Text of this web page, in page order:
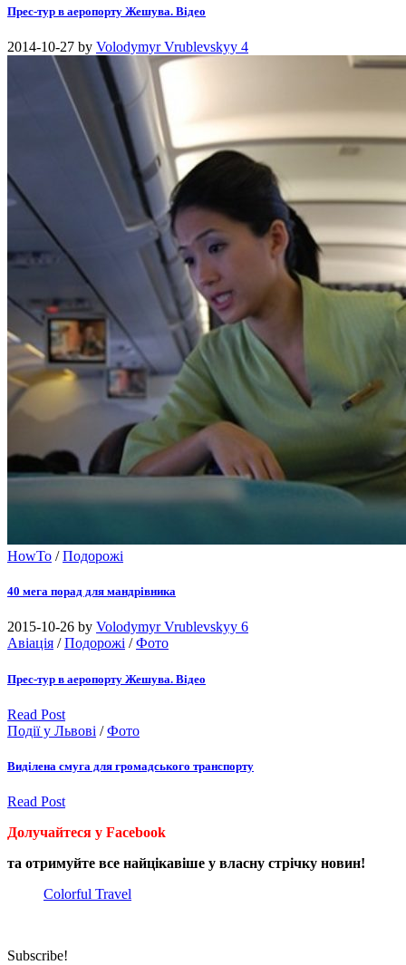
Прес-тур в аеропорту Жешува. Відео
2014-10-27 by Volodymyr Vrublevskyy 4
HowTo /Подорожі
40 мега порад для мандрівника
2015-10-26 by Volodymyr Vrublevskyy 6
Авіація /Подорожі /Фото
Прес-тур в аеропорту Жешува. Відео
Read Post
Події у Львові /Фото
Виділена смуга для громадського транспорту
Read Post
Долучайтеся у Facebook
та отримуйте все найцікавіше у власну стрічку новин!
Colorful Travel
Subscribe!